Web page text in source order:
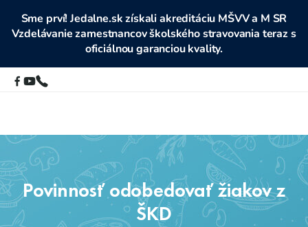
Sme prví! Jedalne.sk získali akreditáciu MŠVV a M SR
Vzdelávanie zamestnancov školského stravovania teraz s
oficiálnou garanciou kvality.
Povinnosť odobedovať žiakov z
ŠKD